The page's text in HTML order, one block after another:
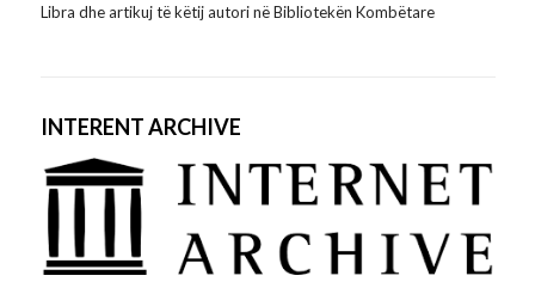
Libra dhe artikuj të këtij autori në Bibliotekën Kombëtare
INTERENT ARCHIVE